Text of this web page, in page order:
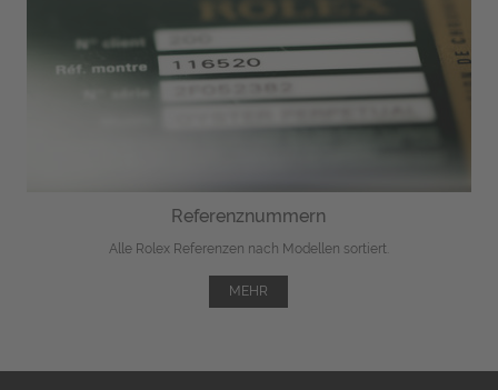
Referenznummern
Alle Rolex Referenzen nach Modellen sortiert.
MEHR